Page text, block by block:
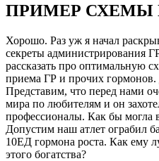
ПРИМЕР СХЕМЫ
Хорошо. Раз уж я начал
секреты администрирования
рассказать про оптимальную
приема ГР и прочих гормонов.
Представим, что перед нами
мира по любителям и он
профессионалы. Как бы могла
Допустим наш атлет ограбил
10ЕД гормона роста. Как ему
этого богатства?